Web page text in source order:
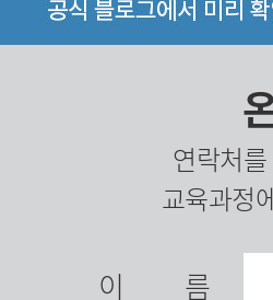
연락처
교육과정
이름